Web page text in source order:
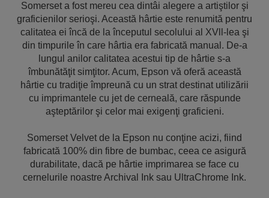
Somerset a fost mereu cea dintâi alegere a artiştilor şi
graficienilor serioşi. Această hârtie este renumită pentru
calitatea ei încă de la începutul secolului al XVll-lea şi
din timpurile în care hârtia era fabricată manual. De-a
lungul anilor calitatea acestui tip de hârtie s-a
îmbunătăţit simţitor. Acum, Epson vă oferă această
hârtie cu tradiţie împreună cu un strat destinat utilizării
cu imprimantele cu jet de cerneală, care răspunde
aşteptărilor şi celor mai exigenţi graficieni.
Somerset Velvet de la Epson nu conţine acizi, fiind
fabricată 100% din fibre de bumbac, ceea ce asigură
durabilitate, dacă pe hârtie imprimarea se face cu
cernelurile noastre Archival Ink sau UltraChrome Ink.